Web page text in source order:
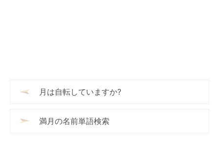
月は自転していますか?
満月の名前単語検索